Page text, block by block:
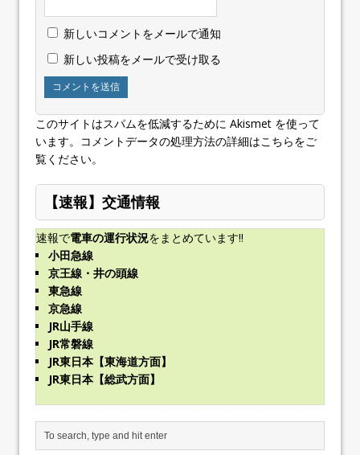
新しいコメントをメールで通知
新しい投稿をメールで受け取る
このサイトはスパムを低減するために Akismet を使って
います。 コメントデータの処理方法の詳細はこちらをご
覧ください。
【速報】交通情報
速報で電車の運行状況をまとめています!!
小田急線
京王線・井の頭線
東急線
京急線
JR山手線
JR常磐線
JR東日本【東海道方面】
JR東日本【総武方面】